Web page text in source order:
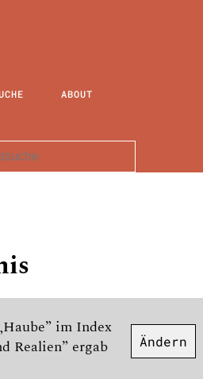
ABOUT
im Index
Realien” ergab
Ändern